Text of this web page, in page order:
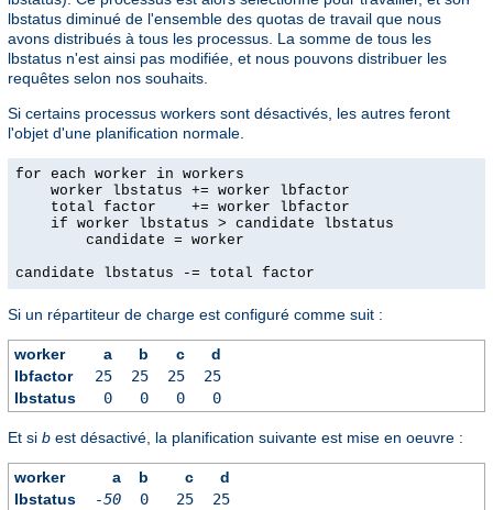
lbstatus diminué de l'ensemble des quotas de travail que nous
avons distribués à tous les processus. La somme de tous les
lbstatus n'est ainsi pas modifiée, et nous pouvons distribuer les
requêtes selon nos souhaits.
Si certains processus workers sont désactivés, les autres feront
l'objet d'une planification normale.
for each worker in workers
    worker lbstatus += worker lbfactor
    total factor    += worker lbfactor
    if worker lbstatus > candidate lbstatus
        candidate = worker
candidate lbstatus -= total factor
Si un répartiteur de charge est configuré comme suit :
worker a b c
d
lbfactor
25 25 25
25
lbstatus
0 0 0 0
Et si b est désactivé, la planification suivante est mise en oeuvre :
worker a b c
d
lbstatus
-50 0 25
25